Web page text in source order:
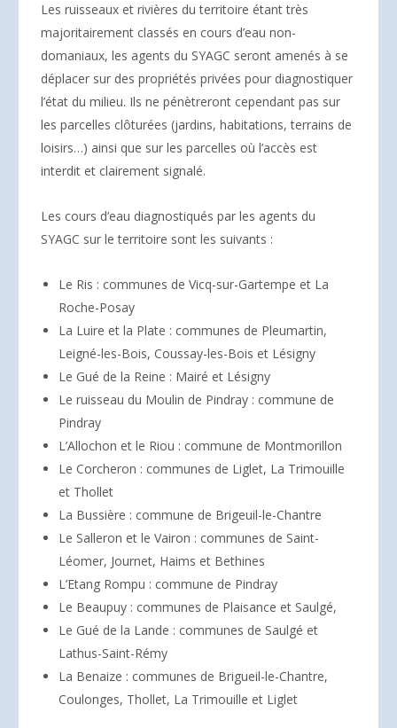
Les ruisseaux et rivières du territoire étant très
majoritairement classés en cours d’eau non-
domaniaux, les agents du SYAGC seront amenés à se
déplacer sur des propriétés privées pour diagnostiquer
l’état du milieu. Ils ne pénètreront cependant pas sur
les parcelles clôturées (jardins, habitations, terrains de
loisirs…) ainsi que sur les parcelles où l’accès est
interdit et clairement signalé.
Les cours d’eau diagnostiqués par les agents du
SYAGC sur le territoire sont les suivants :
Le Ris : communes de Vicq-sur-Gartempe et La
Roche-Posay
La Luire et la Plate : communes de Pleumartin,
Leigné-les-Bois, Coussay-les-Bois et Lésigny
Le Gué de la Reine : Mairé et Lésigny
Le ruisseau du Moulin de Pindray : commune de
Pindray
L’Allochon et le Riou : commune de Montmorillon
Le Corcheron : communes de Liglet, La Trimouille
et Thollet
La Bussière : commune de Brigeuil-le-Chantre
Le Salleron et le Vairon : communes de Saint-
Léomer, Journet, Haims et Bethines
L’Etang Rompu : commune de Pindray
Le Beaupuy : communes de Plaisance et Saulgé,
Le Gué de la Lande : communes de Saulgé et
Lathus-Saint-Rémy
La Benaize : communes de Brigueil-le-Chantre,
Coulonges, Thollet, La Trimouille et Liglet